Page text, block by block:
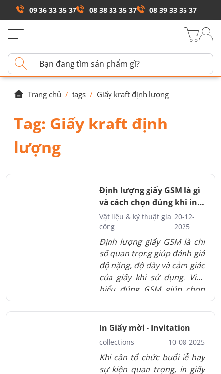
09 36 33 35 37 08 38 33 35 37 08 39 33 35 37
Trang chủ / tags / Giấy kraft định lượng
Tag: Giấy kraft định
lượng
Định lượng giấy GSM là gì
và cách chọn đúng khi in
ấn
Vật liệu & kỹ thuật gia
công
20-12-
2025
Định lượng giấy GSM là chỉ
số quan trọng giúp đánh giá
độ nặng, độ dày và cảm giác
của giấy khi sử dụng. Việc
hiểu đúng GSM giúp chọn
giấy phù hợp, tối ưu chất
lượng in và chi phí sản xuất.
In Giấy mời - Invitation
collections 10-08-2025
Khi cần tổ chức buổi lễ hay
sự kiện quan trọng, in giấy